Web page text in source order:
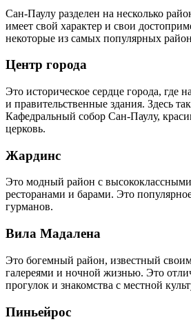
Сан-Паулу разделен на несколько
имеет свой характер и свои
некоторые из самых популярных
Центр города
Это историческое сердце города, где
и правительственные здания. Здесь
Кафедральный собор Сан-Паулу,
церковь.
Жардинс
Это модный район с
ресторанами и барами. Это
гурманов.
Вила Мадалена
Это богемный район, известный
галереями и ночной жизнью. Это
прогулок и знакомства с местной
Пиньейрос